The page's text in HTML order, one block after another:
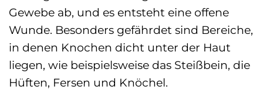
Gewebe ab, und es entsteht eine offene
Wunde. Besonders gefährdet sind Bereiche,
in denen Knochen dicht unter der Haut
liegen, wie beispielsweise das Steißbein, die
Hüften, Fersen und Knöchel.